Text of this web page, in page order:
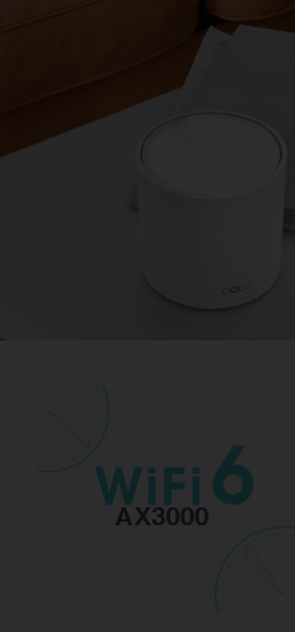
AX3000